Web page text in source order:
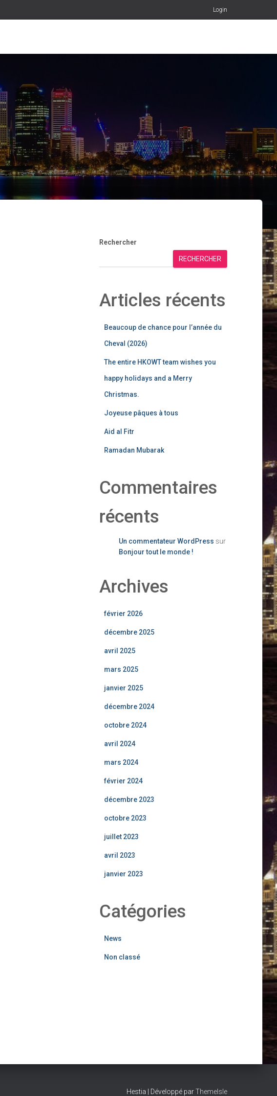
Login
Rechercher
RECHERCHER
Articles récents
Beaucoup de chance pour l’année du
Cheval (2026)
The entire HKOWT team wishes you
happy holidays and a Merry
Christmas.
Joyeuse pâques à tous
Aid al Fitr
Ramadan Mubarak
Commentaires
récents
Un commentateur WordPress sur
Bonjour tout le monde !
Archives
février 2026
décembre 2025
avril 2025
mars 2025
janvier 2025
décembre 2024
octobre 2024
avril 2024
mars 2024
février 2024
décembre 2023
octobre 2023
juillet 2023
avril 2023
janvier 2023
Catégories
News
Non classé
Hestia | Développé parThemeIsle